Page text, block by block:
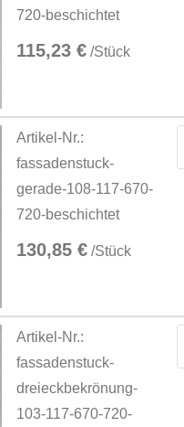
720-beschichtet
115,23 € /Stück
Artikel-Nr.:
fassadenstuck-
gerade-108-117-670-
720-beschichtet
130,85 € /Stück
Artikel-Nr.:
fassadenstuck-
dreieckbekrönung-
103-117-670-720-